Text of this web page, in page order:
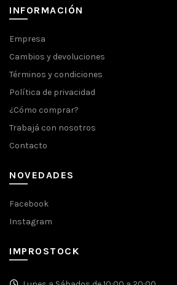
INFORMACIÓN
Empresa
Cambios y devoluciones
Términos y condiciones
Política de privacidad
¿Cómo comprar?
Trabajá con nosotros
Contacto
NOVEDADES
Facebook
Instagram
IMPROSTOCK